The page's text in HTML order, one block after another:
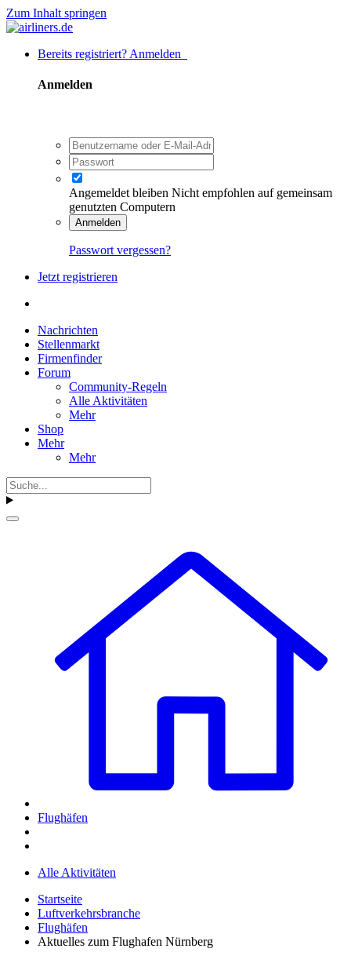
Zum Inhalt springen
Bereits registriert? Anmelden
Anmelden
Angemeldet bleiben Nicht empfohlen auf gemeinsam
genutzten Computern
Anmelden
Passwort vergessen?
Jetzt registrieren
Nachrichten
Stellenmarkt
Firmenfinder
Forum
Community-Regeln
Alle Aktivitäten
Mehr
Shop
Mehr
Mehr
Flughäfen
Alle Aktivitäten
Startseite
Luftverkehrsbranche
Flughäfen
Aktuelles zum Flughafen Nürnberg